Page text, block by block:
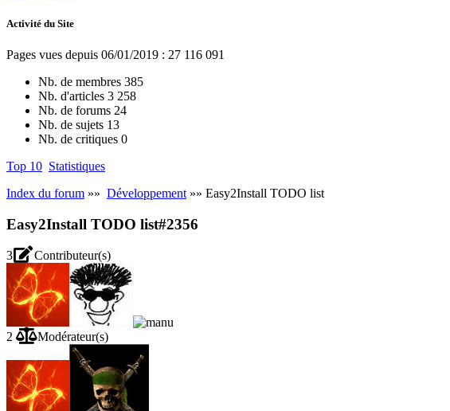
Activité du Site
Pages vues depuis 06/01/2019 : 27 116 091
Nb. de membres 385
Nb. d'articles 3 258
Nb. de forums 24
Nb. de sujets 13
Nb. de critiques 0
Top 10 Statistiques
Index du forum »» Développement »» Easy2Install TODO list
Easy2Install TODO list#2356
3 Contributeur(s)
2 Modérateur(s)